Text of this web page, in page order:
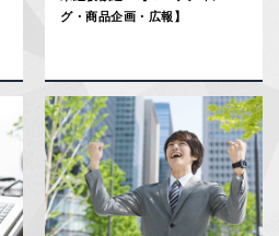
グ・商品企画・広報】